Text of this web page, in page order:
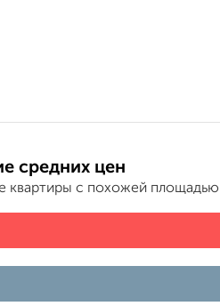
средних цен
квартиры с похожей площадью